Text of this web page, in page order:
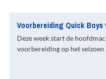
Voorbereiding Quick
Deze week start de
voorbereiding op het